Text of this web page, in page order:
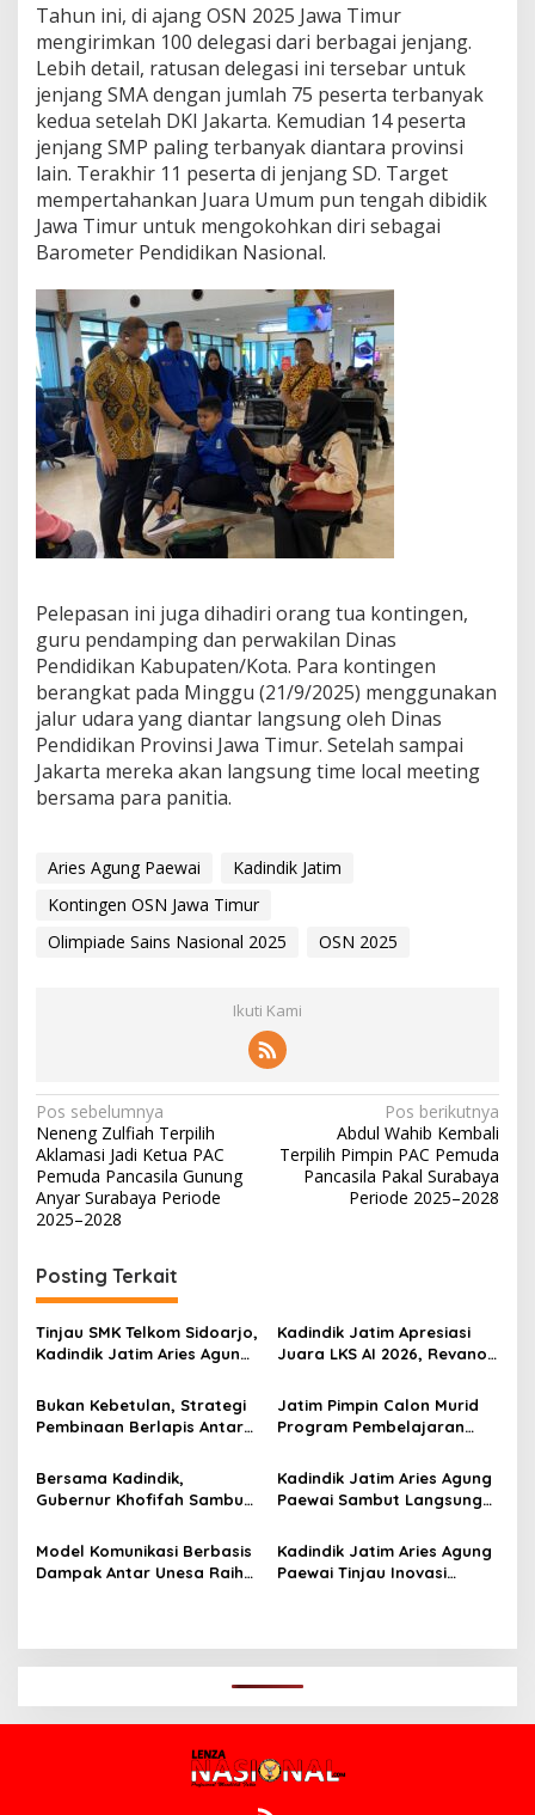
Tahun ini, di ajang OSN 2025 Jawa Timur
mengirimkan 100 delegasi dari berbagai jenjang.
Lebih detail, ratusan delegasi ini tersebar untuk
jenjang SMA dengan jumlah 75 peserta terbanyak
kedua setelah DKI Jakarta. Kemudian 14 peserta
jenjang SMP paling terbanyak diantara provinsi
lain. Terakhir 11 peserta di jenjang SD. Target
mempertahankan Juara Umum pun tengah dibidik
Jawa Timur untuk mengokohkan diri sebagai
Barometer Pendidikan Nasional.
Pelepasan ini juga dihadiri orang tua kontingen,
guru pendamping dan perwakilan Dinas
Pendidikan Kabupaten/Kota. Para kontingen
berangkat pada Minggu (21/9/2025) menggunakan
jalur udara yang diantar langsung oleh Dinas
Pendidikan Provinsi Jawa Timur. Setelah sampai
Jakarta mereka akan langsung time local meeting
bersama para panitia.
Aries Agung Paewai
Kadindik Jatim
Kontingen OSN Jawa Timur
Olimpiade Sains Nasional 2025
OSN 2025
Ikuti Kami
N
a
v
i
a
s
i
o
Pos sebelumnya
Neneng Zulfiah Terpilih
Aklamasi Jadi Ketua PAC
Pemuda Pancasila Gunung
Anyar Surabaya Periode
2025–2028
Pos berikutnya
Abdul Wahib Kembali
Terpilih Pimpin PAC Pemuda
Pancasila Pakal Surabaya
Periode 2025–2028
Posting Terkait
Tinjau SMK Telkom Sidoarjo,
Kadindik Jatim Aries Agung
Representatif Tingkatkan
Kualitas Pembelajaran
Kadindik Jatim Apresiasi
Juara LKS AI 2026, Revano
dari Gubernur Khofifah
Bukan Kebetulan, Strategi
Pembinaan Berlapis Antar
Juara Umum LKS Nasional
Jatim Pimpin Calon Murid
Program Pembelajaran
ATS Lolos Verifikasi dan
Siap Belajar
Bersama Kadindik,
Gubernur Khofifah Sambut
Umum LKS Dikmen Nasional
2026 di Grahadi
Kadindik Jatim Aries Agung
Paewai Sambut Langsung
Dikmen Nasional 2026 di
Pasar Turi
Model Komunikasi Berbasis
Dampak Antar Unesa Raih
Kadindik Jatim Aries Agung
Paewai Tinjau Inovasi